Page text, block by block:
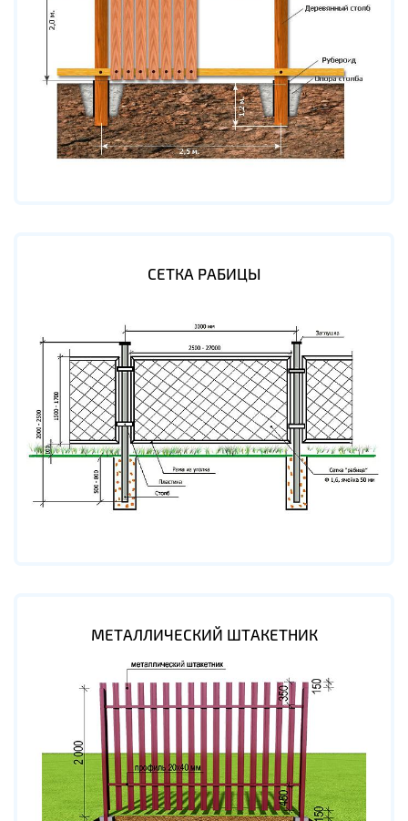
СЕТКА РАБИЦЫ
МЕТАЛЛИЧЕСКИЙ ШТАКЕТНИК